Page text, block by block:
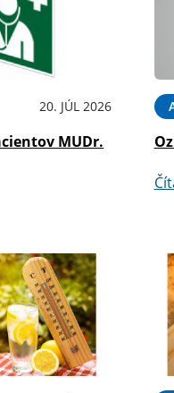
20. JÚL 2026
MUDr.